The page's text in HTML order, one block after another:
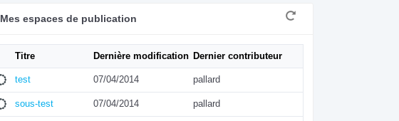
Mes espaces de publication
Titre Dernière modification Dernier contributeur
test 07/04/2014 pallard
sous-test 07/04/2014 pallard